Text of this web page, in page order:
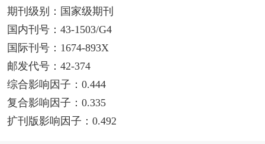
期刊级别：国家级期刊
国内刊号：43-1503/G4
国际刊号：1674-893X
邮发代号：42-374
综合影响因子：0.444
复合影响因子：0.335
扩刊版影响因子：0.492